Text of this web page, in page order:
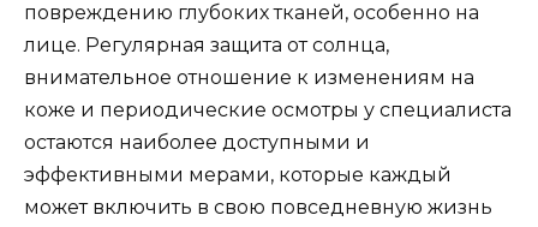
повреждению глубоких тканей, особенно на
лице. Регулярная защита от солнца,
внимательное отношение к изменениям на
коже и периодические осмотры у специалиста
остаются наиболее доступными и
эффективными мерами, которые каждый
может включить в свою повседневную жизнь